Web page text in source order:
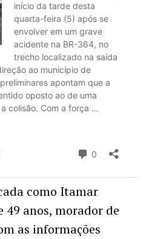
como Itamar
49 anos, morador de
as informações